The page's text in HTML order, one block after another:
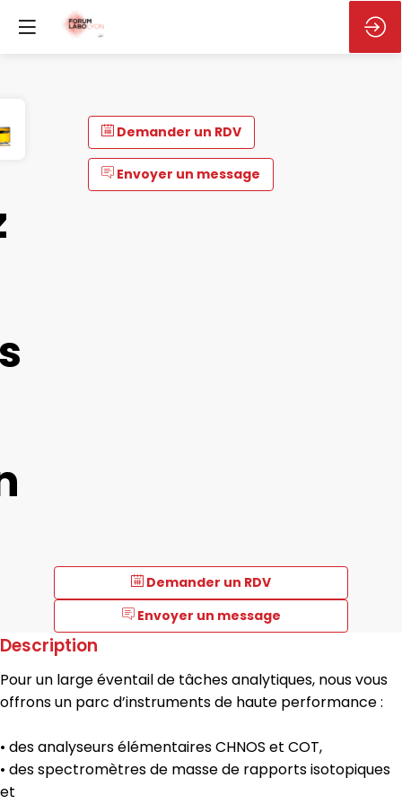
Demander un RDV
Envoyer un message
Demander un RDV
Envoyer un message
Description
Pour un large éventail de tâches analytiques, nous vous
offrons un parc d’instruments de haute performance :
• des analyseurs élémentaires CHNOS et COT,
• des spectromètres de masse de rapports isotopiques
et